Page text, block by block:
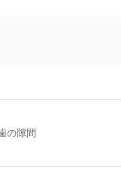
の隙間